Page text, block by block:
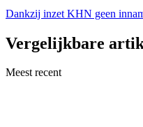
Dankzij inzet KHN geen
Vergelijkbare
Meest recent